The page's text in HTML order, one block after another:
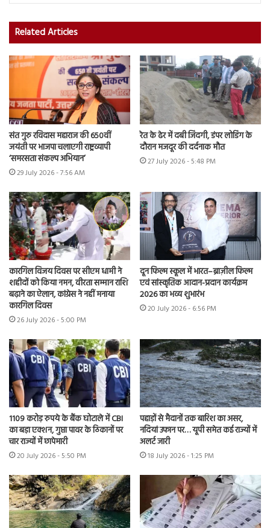
Related Articles
संत गुरु रविदास महाराज की 650वीं
जयंती पर भाजपा चलाएगी राष्ट्रव्यापी
‘समरसता संकल्प अभियान’
29 July 2026 - 7:56 AM
रेत के ढेर में दबी जिंदगी, डंपर लोडिंग के
दौरान मजदूर की दर्दनाक मौत
27 July 2026 - 5:48 PM
कारगिल विजय दिवस पर सीएम धामी ने
शहीदों को किया नमन, वीरता सम्मान राशि
बढ़ाने का ऐलान, कांग्रेस ने नहीं मनाया
कारगिल दिवस
26 July 2026 - 5:00 PM
दून फिल्म स्कूल में भारत–ब्राज़ील फिल्म
एवं सांस्कृतिक आदान-प्रदान कार्यक्रम
2026 का भव्य शुभारंभ
20 July 2026 - 6:56 PM
1109 करोड़ रुपये के बैंक घोटाले में CBI
का बड़ा एक्शन, गुप्ता पावर के ठिकानों पर
चार राज्यों में छापेमारी
20 July 2026 - 5:50 PM
पहाड़ों से मैदानों तक बारिश का असर,
नदियां उफान पर… यूपी समेत कई राज्यों में
अलर्ट जारी
18 July 2026 - 1:25 PM